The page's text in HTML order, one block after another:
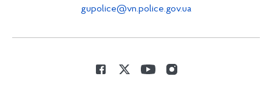
gupolice@vn.police.gov.ua